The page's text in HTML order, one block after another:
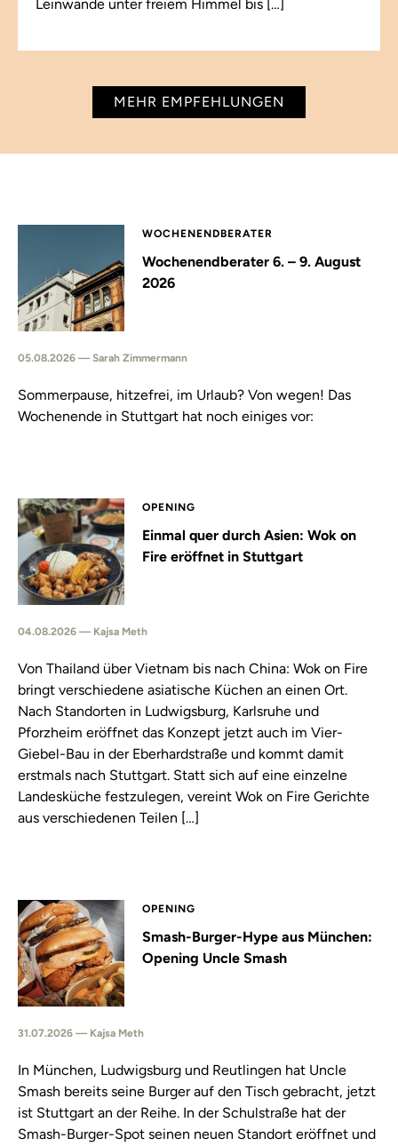
Leinwände unter freiem Himmel bis […]
MEHR EMPFEHLUNGEN
WOCHENENDBERATER
Wochenendberater 6. – 9. August
2026
05.08.2026 — Sarah Zimmermann
Sommerpause, hitzefrei, im Urlaub? Von wegen! Das
Wochenende in Stuttgart hat noch einiges vor:
OPENING
Einmal quer durch Asien: Wok on
Fire eröffnet in Stuttgart
04.08.2026 — Kajsa Meth
Von Thailand über Vietnam bis nach China: Wok on Fire
bringt verschiedene asiatische Küchen an einen Ort.
Nach Standorten in Ludwigsburg, Karlsruhe und
Pforzheim eröffnet das Konzept jetzt auch im Vier-
Giebel-Bau in der Eberhardstraße und kommt damit
erstmals nach Stuttgart. Statt sich auf eine einzelne
Landesküche festzulegen, vereint Wok on Fire Gerichte
aus verschiedenen Teilen […]
OPENING
Smash-Burger-Hype aus München:
Opening Uncle Smash
31.07.2026 — Kajsa Meth
In München, Ludwigsburg und Reutlingen hat Uncle
Smash bereits seine Burger auf den Tisch gebracht, jetzt
ist Stuttgart an der Reihe. In der Schulstraße hat der
Smash-Burger-Spot seinen neuen Standort eröffnet und